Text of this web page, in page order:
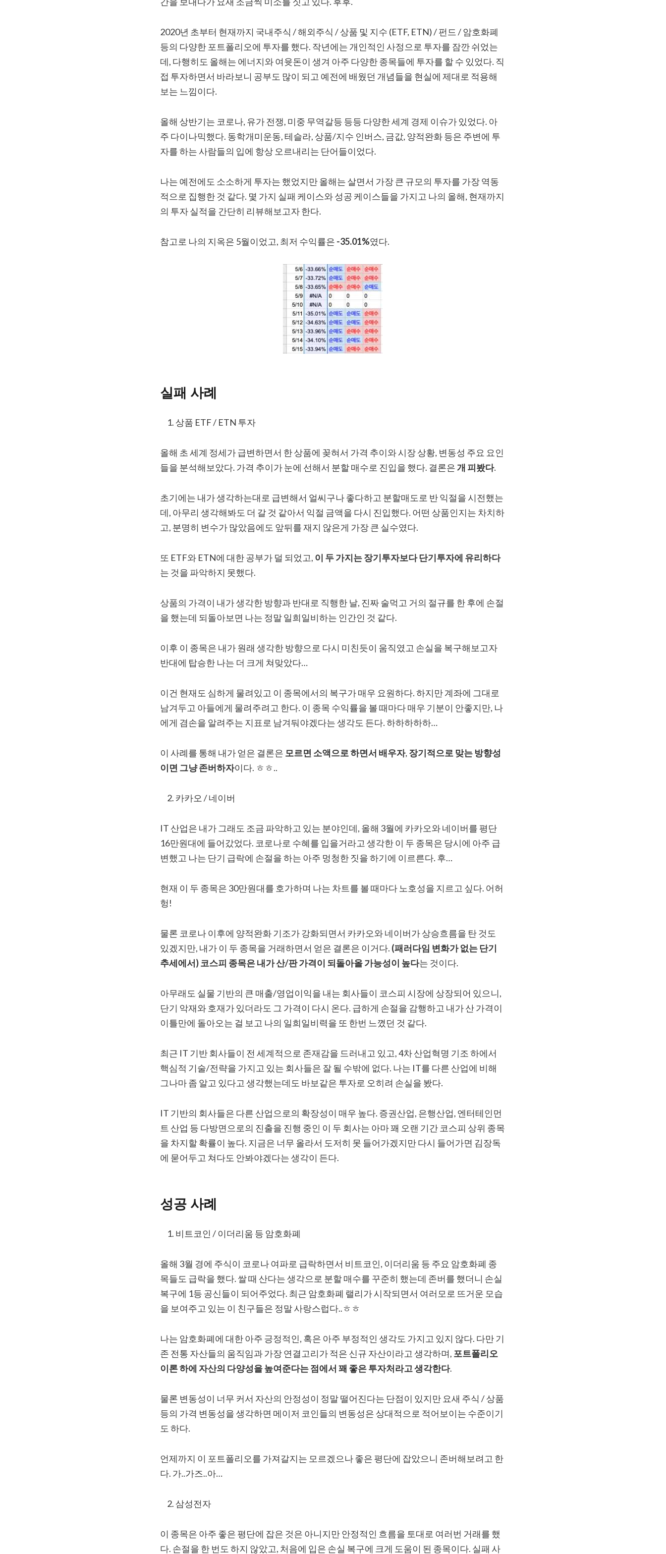
2020년 초부터 현재까지 국내주식 / 해외주식 / 상품 및 지수 (ETF, ETN) / 펀드 / 암호화폐
등의 다양한 포트폴리오에 투자를 했다. 작년에는 개인적인 사정으로 투자를 잠깐 쉬었는
데, 다행히도 올해는 에너지와 여윳돈이 생겨 아주 다양한 종목들에 투자를 할 수 있었다. 직
접 투자하면서 바라보니 공부도 많이 되고 예전에 배웠던 개념들을 현실에 제대로 적용해
보는 느낌이다.
올해 상반기는 코로나, 유가 전쟁, 미중 무역갈등 등등 다양한 세계 경제 이슈가 있었다. 아
주 다이나믹했다. 동학개미운동, 테슬라, 상품/지수 인버스, 금값, 양적완화 등은 주변에 투
자를 하는 사람들의 입에 항상 오르내리는 단어들이었다.
나는 예전에도 소소하게 투자는 했었지만 올해는 살면서 가장 큰 규모의 투자를 가장 역동
적으로 집행한 것 같다. 몇 가지 실패 케이스와 성공 케이스들을 가지고 나의 올해, 현재까지
의 투자 실적을 간단히 리뷰해보고자 한다.
참고로 나의 지옥은 5월이었고, 최저 수익률은 -35.01%였다.
실패 사례
상품 ETF / ETN 투자
올해 초 세계 정세가 급변하면서 한 상품에 꽂혀서 가격 추이와 시장 상황, 변동성 주요 요인
들을 분석해보았다. 가격 추이가 눈에 선해서 분할 매수로 진입을 했다. 결론은개 피봤다.
초기에는 내가 생각하는대로 급변해서 얼씨구나 좋다하고 분할매도로 반 익절을 시전했는
데, 아무리 생각해봐도 더 갈 것 같아서 익절 금액을 다시 진입했다. 어떤 상품인지는 차치하
고, 분명히 변수가 많았음에도 앞뒤를 재지 않은게 가장 큰 실수였다.
또 ETF와 ETN에 대한 공부가 덜 되었고, 이 두 가지는 장기투자보다 단기투자에 유리하다
는 것을 파악하지 못했다.
상품의 가격이 내가 생각한 방향과 반대로 직행한 날, 진짜 술먹고 거의 절규를 한 후에 손절
을 했는데 되돌아보면 나는 정말 일희일비하는 인간인 것 같다.
이후 이 종목은 내가 원래 생각한 방향으로 다시 미친듯이 움직였고 손실을 복구해보고자
반대에 탑승한 나는 더 크게 쳐맞았다…
이건 현재도 심하게 물려있고 이 종목에서의 복구가 매우 요원하다. 하지만 계좌에 그대로
남겨두고 아들에게 물려주려고 한다. 이 종목 수익률을 볼 때마다 매우 기분이 안좋지만, 나
에게 겸손을 알려주는 지표로 남겨둬야겠다는 생각도 든다. 하하하하하…
이 사례를 통해 내가 얻은 결론은 모르면 소액으로 하면서 배우자, 장기적으로 맞는 방향성
이면 그냥 존버하자이다. ㅎㅎ..
카카오 / 네이버
IT 산업은 내가 그래도 조금 파악하고 있는 분야인데, 올해 3월에 카카오와 네이버를 평단
16만원대에 들어갔었다. 코로나로 수혜를 입을거라고 생각한 이 두 종목은 당시에 아주 급
변했고 나는 단기 급락에 손절을 하는 아주 멍청한 짓을 하기에 이르른다. 후…
현재 이 두 종목은 30만원대를 호가하며 나는 차트를 볼 때마다 노호성을 지르고 싶다. 어허
헝!
물론 코로나 이후에 양적완화 기조가 강화되면서 카카오와 네이버가 상승흐름을 탄 것도
있겠지만, 내가 이 두 종목을 거래하면서 얻은 결론은 이거다. (패러다임 변화가 없는 단기
추세에서) 코스피 종목은 내가 산/판 가격이 되돌아올 가능성이 높다는 것이다.
아무래도 실물 기반의 큰 매출/영업이익을 내는 회사들이 코스피 시장에 상장되어 있으니,
단기 악재와 호재가 있더라도 그 가격이 다시 온다. 급하게 손절을 감행하고 내가 산 가격이
이틀만에 돌아오는 걸 보고 나의 일희일비력을 또 한번 느꼈던 것 같다.
최근 IT 기반 회사들이 전 세계적으로 존재감을 드러내고 있고, 4차 산업혁명 기조 하에서
핵심적 기술/전략을 가지고 있는 회사들은 잘 될 수밖에 없다. 나는 IT를 다른 산업에 비해
그나마 좀 알고 있다고 생각했는데도 바보같은 투자로 오히려 손실을 봤다.
IT 기반의 회사들은 다른 산업으로의 확장성이 매우 높다. 증권산업, 은행산업, 엔터테인먼
트 산업 등 다방면으로의 진출을 진행 중인 이 두 회사는 아마 꽤 오랜 기간 코스피 상위 종목
을 차지할 확률이 높다. 지금은 너무 올라서 도저히 못 들어가겠지만 다시 들어가면 김장독
에 묻어두고 쳐다도 안봐야겠다는 생각이 든다.
성공 사례
비트코인 / 이더리움 등 암호화폐
올해 3월 경에 주식이 코로나 여파로 급락하면서 비트코인, 이더리움 등 주요 암호화폐 종
목들도 급락을 했다. 쌀 때 산다는 생각으로 분할 매수를 꾸준히 했는데 존버를 했더니 손실
복구에 1등 공신들이 되어주었다. 최근 암호화폐 랠리가 시작되면서 여러모로 뜨거운 모습
을 보여주고 있는 이 친구들은 정말 사랑스럽다..ㅎㅎ
나는 암호화폐에 대한 아주 긍정적인, 혹은 아주 부정적인 생각도 가지고 있지 않다. 다만 기
존 전통 자산들의 움직임과 가장 연결고리가 적은 신규 자산이라고 생각하며, 포트폴리오
이론 하에 자산의 다양성을 높여준다는 점에서 꽤 좋은 투자처라고 생각한다.
물론 변동성이 너무 커서 자산의 안정성이 정말 떨어진다는 단점이 있지만 요새 주식 / 상품
등의 가격 변동성을 생각하면 메이저 코인들의 변동성은 상대적으로 적어보이는 수준이기
도 하다.
언제까지 이 포트폴리오를 가져갈지는 모르겠으나 좋은 평단에 잡았으니 존버해보려고 한
다. 가..가즈..아…
삼성전자
이 종목은 아주 좋은 평단에 잡은 것은 아니지만 안정적인 흐름을 토대로 여러번 거래를 했
다. 손절을 한 번도 하지 않았고, 처음에 입은 손실 복구에 크게 도움이 된 종목이다. 실패 사